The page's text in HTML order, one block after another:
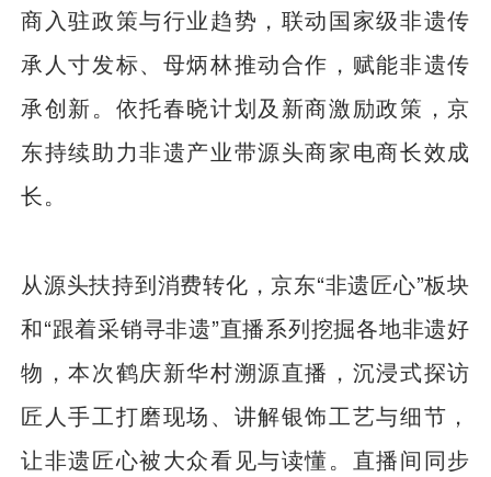
商入驻政策与行业趋势，联动国家级非遗传
承人寸发标、母炳林推动合作，赋能非遗传
承创新。依托春晓计划及新商激励政策，京
东持续助力非遗产业带源头商家电商长效成
长。
从源头扶持到消费转化，京东“非遗匠心”板块
和“跟着采销寻非遗”直播系列挖掘各地非遗好
物，本次鹤庆新华村溯源直播，沉浸式探访
匠人手工打磨现场、讲解银饰工艺与细节，
让非遗匠心被大众看见与读懂。直播间同步